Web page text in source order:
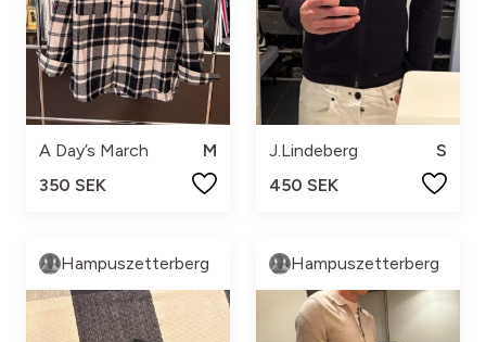
A Day’s March
M
350 SEK
J.Lindeberg
S
450 SEK
Hampuszetterberg Hampuszetterberg